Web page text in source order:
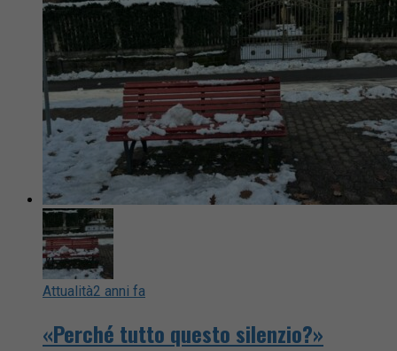
Attualità2 anni fa
«Perché tutto questo silenzio?»